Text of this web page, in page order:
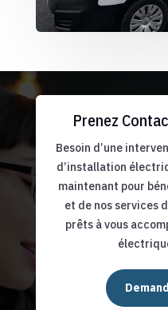
Prenez
Besoin d’une
d’installation
maintenant pour
et de nos services
prêts à vous